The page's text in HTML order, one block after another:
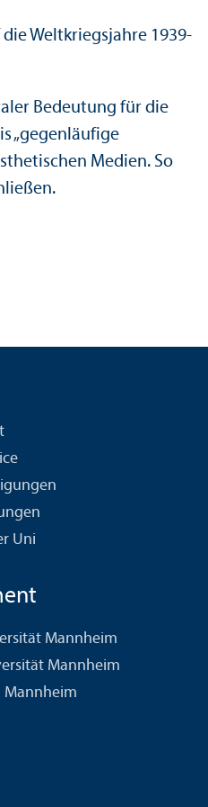
Weltkriegsjahre 1939-
Bedeutung für die
„gegenläufige
Medien. So
Uni
Mannheim
Mannheim